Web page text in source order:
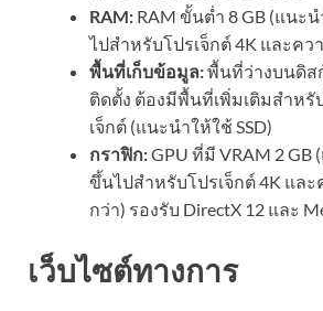
RAM: RAM ขั้นต่ำ 8 GB (แนะ
ไปสำหรับโปรเจ็กต์ 4K และคว
พื้นที่เก็บข้อมูล:พื้นที่ว่างบนดิส
ติดตั้ง ต้องมีพื้นที่เพิ่มเติมสำหรั
เจ็กต์ (แนะนำให้ใช้ SSD)
กราฟิก:GPU ที่มี VRAM 2 GB
ขึ้นไปสำหรับโปรเจ็กต์ 4K และ
กว่า) รองรับ DirectX 12 และ
เว็บไซต์ทางการ